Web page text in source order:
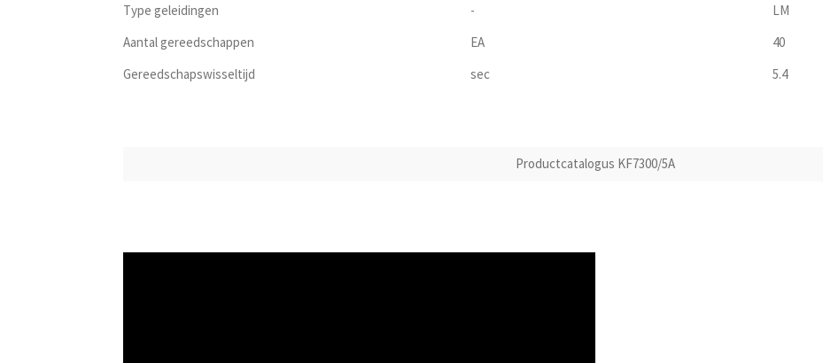
Type geleidingen
-
LM
Aantal gereedschappen
EA
40
Gereedschapswisseltijd
sec 5.4
Productcatalogus KF7300/5A